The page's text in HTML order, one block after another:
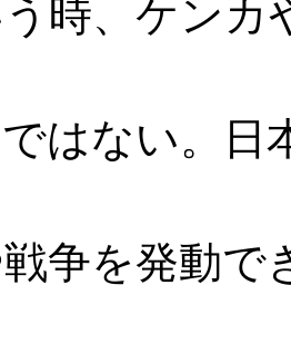
時、ケンカ
はない。日
争を発動で